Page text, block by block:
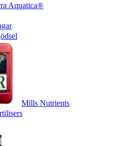
Aquatica®
Mills Nutrients